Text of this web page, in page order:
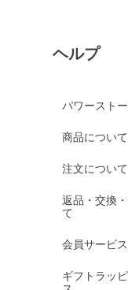
ヘルプ
パワースト
商品について
注文について
返品・交換
て
会員サービ
ギフトラッ